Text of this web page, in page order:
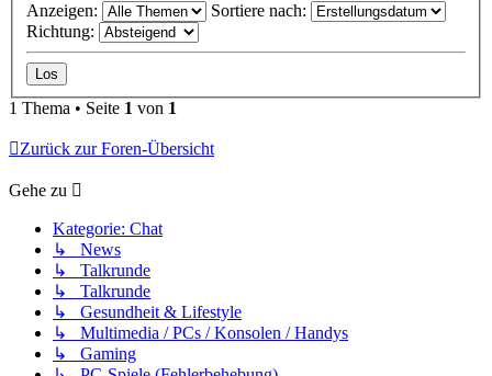
Anzeigen:
Sortiere nach:
Richtung:
1 Thema • Seite 1 von 1
Zurück zur Foren-Übersicht
Gehe zu
Kategorie: Chat
↳ News
↳ Talkrunde
↳ Talkrunde
↳ Gesundheit & Lifestyle
↳ Multimedia / PCs / Konsolen / Handys
↳ Gaming